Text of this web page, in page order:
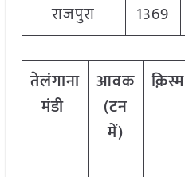
राजपुरा 1369
तेलंगाना
मंडी
आवक
(टन
में)
क़िस्म